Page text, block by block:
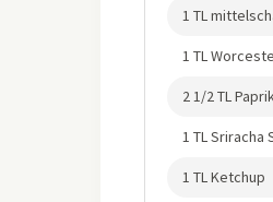
1 TL
1 TL
2 1/2 TL
1 TL Sriracha
1 TL Ketchup